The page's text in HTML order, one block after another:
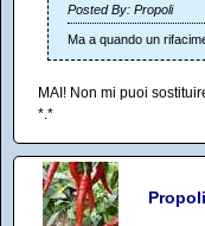
Posted By: Propoli
Ma a quando un
MAI! Non mi puoi
*.*
Propoli